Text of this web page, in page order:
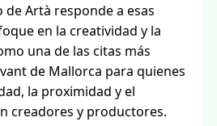
Artà responde a esas
en la creatividad y la
una de las citas más
de Mallorca para quienes
la proximidad y el
creadores y productores.